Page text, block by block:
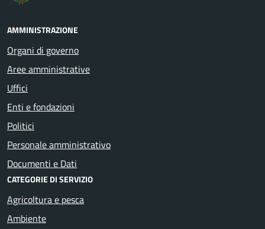
AMMINISTRAZIONE
Organi di governo
Aree amministrative
Uffici
Enti e fondazioni
Politici
Personale amministrativo
Documenti e Dati
CATEGORIE DI SERVIZIO
Agricoltura e pesca
Ambiente